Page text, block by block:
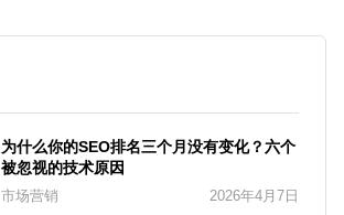
为什么你的SEO排名三个月没有变化？六个
被忽视的技术原因
市场营销 2026年4月7日